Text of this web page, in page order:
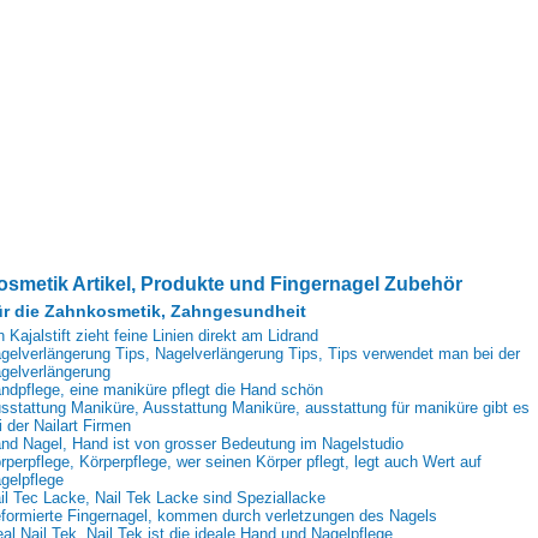
Artikel, Produkte und Fingernagel Zubehör
die Zahnkosmetik, Zahngesundheit
Kajalstift zieht feine Linien direkt am Lidrand
Tips, Nagelverlängerung Tips, Tips verwendet man bei der
eine maniküre pflegt die Hand schön
Maniküre, Ausstattung Maniküre, ausstattung für maniküre gibt es
der Nailart Firmen
Nagel, Hand ist von grosser Bedeutung im Nagelstudio
Körperpflege, wer seinen Körper pflegt, legt auch Wert auf
Tec Lacke, Nail Tek Lacke sind Speziallacke
Fingernagel, kommen durch verletzungen des Nagels
Nail Tek, Nail Tek ist die ideale Hand und Nagelpflege